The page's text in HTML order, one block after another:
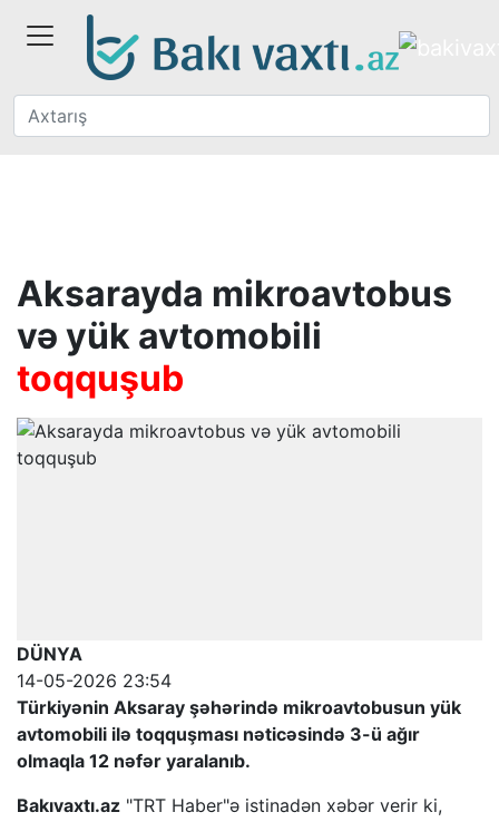
Aksarayda mikroavtobus
və yük avtomobili
toqquşub
DÜNYA
14-05-2026 23:54
Türkiyənin Aksaray şəhərində mikroavtobusun yük
avtomobili ilə toqquşması nəticəsində 3-ü ağır
olmaqla 12 nəfər yaralanıb.
Bakıvaxtı.az "TRT Haber"ə istinadən xəbər verir ki,